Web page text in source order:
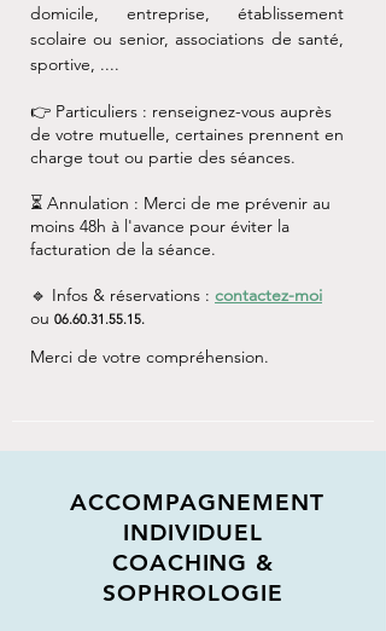
domicile, entreprise, établissement
scolaire ou senior, associations de santé,
sportive, ....
👉 Particuliers : renseignez-vous auprès
de votre mutuelle, certaines prennent en
charge tout ou partie des séances.
⏳ Annulation : Merci de me prévenir au
moins 48h à l'avance pour éviter la
facturation de la séance.
🔹 Infos & réservations : contactez-moi
ou 06.60.31.55.15.
Merci de votre compréhension.
ACCOMPAGNEMENT
INDIVIDUEL
COACHING &
SOPHROLOGIE